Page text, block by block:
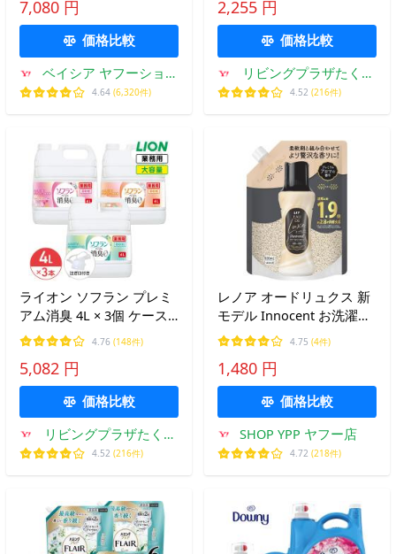
詰替用 柔軟剤 赤ちゃん 敏
感肌 無添加 低刺激 ベビー
7,080 円
価格比較
ベイシア ヤフーショッ
プ
4.64 (6,320件)
き 注ぎ口付き
2,255 円
価格比較
リビングプラザたく屋
Yahoo!店
4.52 (216件)
ライオン ソフラン プレミ
アム消臭 4L × 3個 ケース
柔軟剤 ソフラン プレミア
ム消臭 大容量 業務用 詰め
替え コック付き 注ぎ口付
き
4.76 (148件)
5,082 円
価格比較
リビングプラザたく屋
Yahoo!店
4.52 (216件)
レノア オードリュクス 新
モデル Innocent お洗濯の
香り付けビーズ リリー
&amp;ジャスミンの香り
詰め替え 920ml 柔軟剤と
一緒に使って香り長続き
4.75 (4件)
1,480 円
価格比較
SHOP YPP ヤフー店
4.72 (218件)